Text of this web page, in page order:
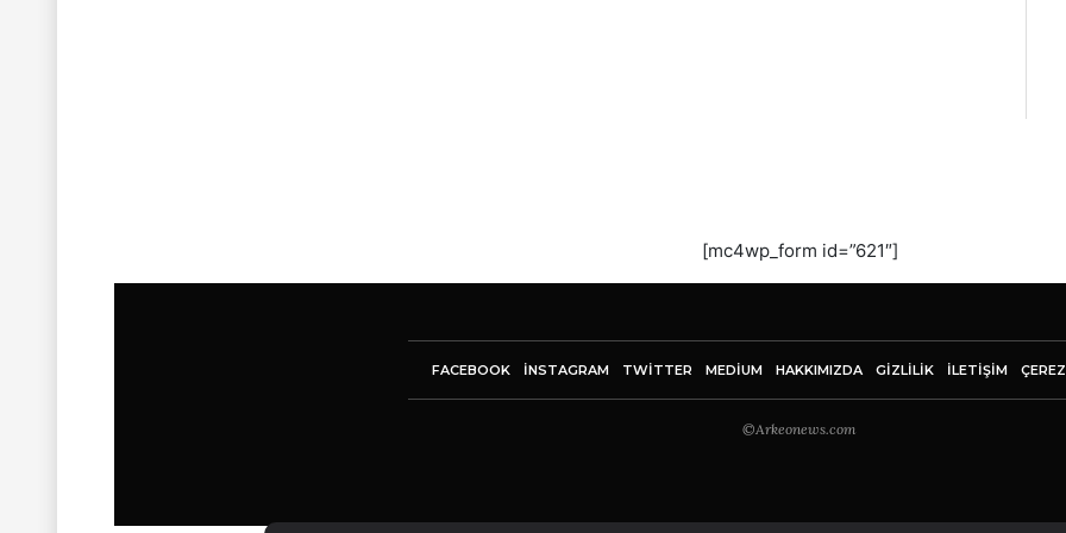
[mc4wp_form id=”621″]
FACEBOOK INSTAGRAM TWITTER MEDIUM HAKKIMIZDA GİZLİLİK İLETIŞIM
©Arkeonews.com